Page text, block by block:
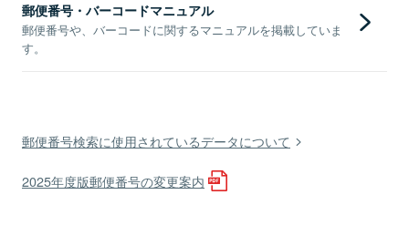
郵便番号・バーコードマニュアル
郵便番号や、バーコードに関するマニュアルを掲載していま
す。
郵便番号検索に使用されているデータについて
2025年度版郵便番号の変更案内